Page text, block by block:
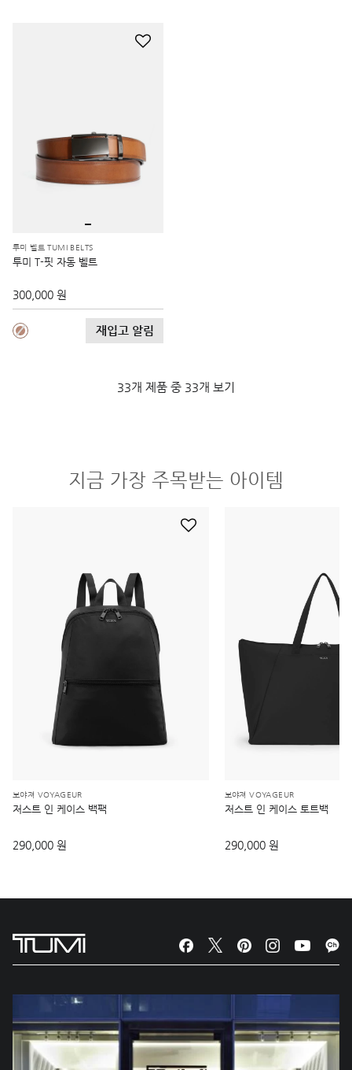
투미 벨트 TUMI BELTS
투미 T-핏 자동 벨트
300,000 원
재입고 알림
33개 제품 중 33개 보기
지금 가장 주목받는 아이템
보야져 VOYAGEUR
저스트 인 케이스 백팩
290,000 원
보야져 VOYAGEUR
저스트 인 케이스 토트백
290,000 원